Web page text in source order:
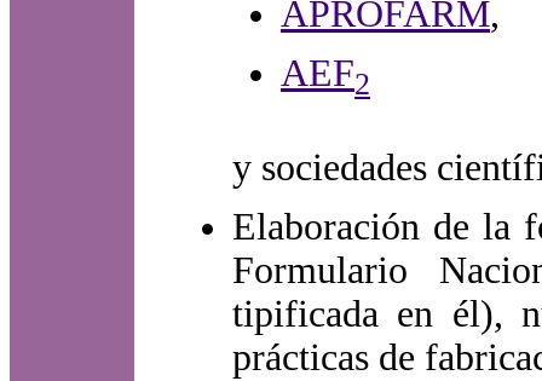
APROFARM,
AEF2
y sociedades
Elaboración de la
Formulario
tipificada en él),
prácticas de